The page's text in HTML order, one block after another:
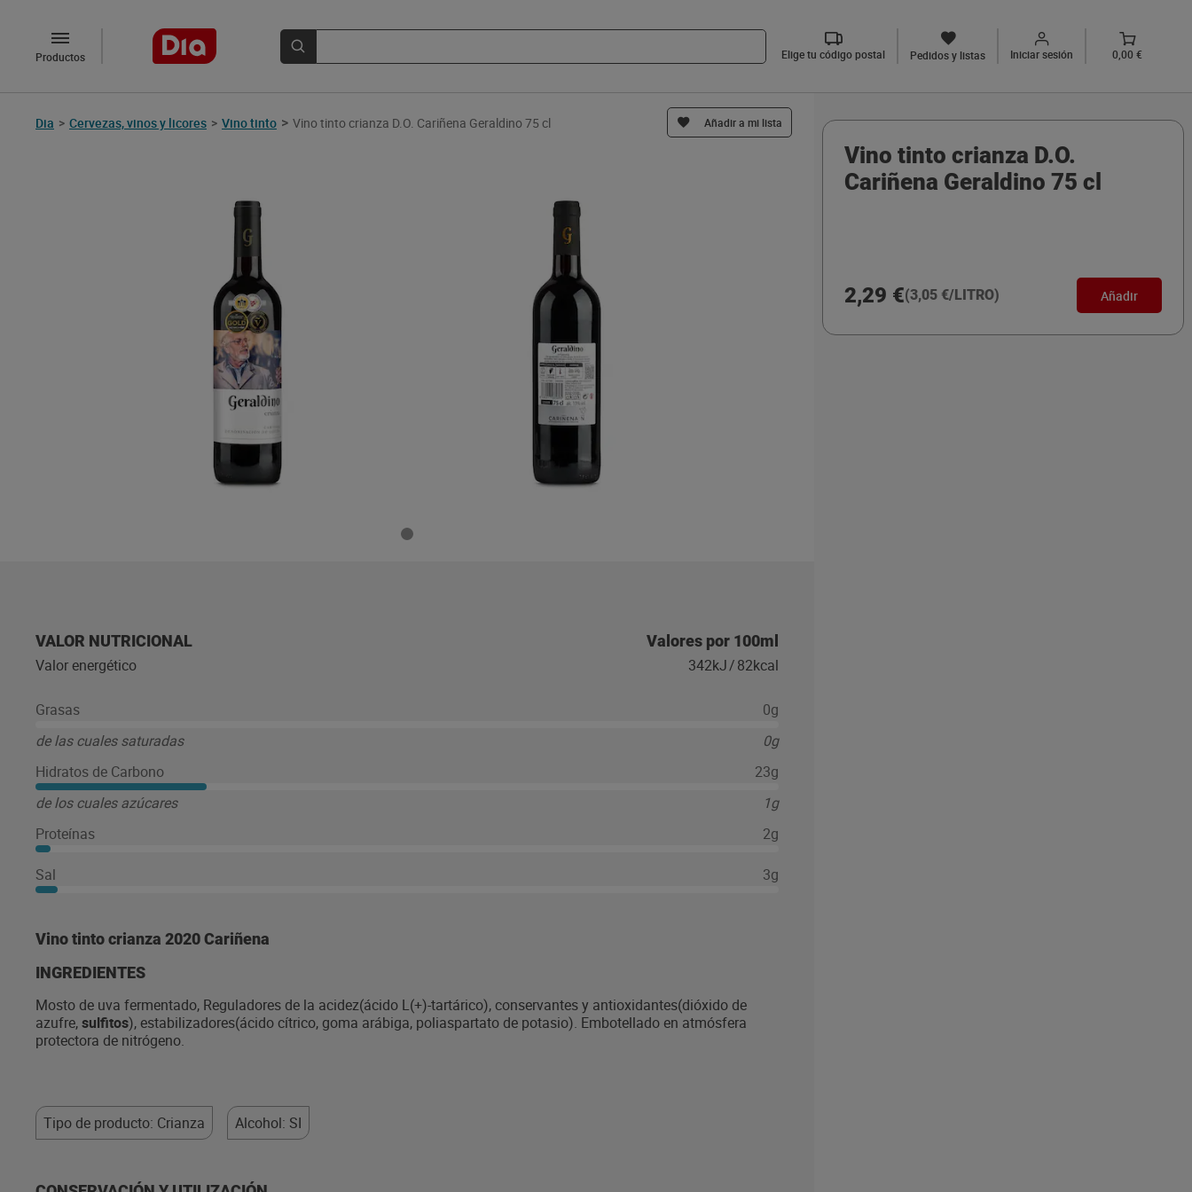
Productos Elige tu código postal Pedidos y listas Iniciar sesión 0,00 €
Dia > Cervezas, vinos y licores > Vino tinto > Vino tinto crianza D.O. Cariñena Geraldino 75 cl Añadir a mi lista
VALOR NUTRICIONAL Valores por 100ml
Valor energético 342kJ/82kcal
Grasas
0g
de las cuales saturadas
0g
Hidratos de Carbono
23g
de los cuales azúcares
1g
Proteínas
2g
Sal 3g
Vino tinto crianza 2020 Cariñena
INGREDIENTES
Mosto de uva fermentado, Reguladores de la acidez(ácido L(+)-tartárico), conservantes y antioxidantes(dióxido de
azufre,sulfitos), estabilizadores(ácido cítrico, goma arábiga, poliaspartato de potasio). Embotellado en atmósfera
protectora de nitrógeno.
Tipo de producto: Crianza Alcohol: SI
Vino tinto crianza D.O.
Cariñena Geraldino 75 cl
2,29 €(3,05 €/LITRO) Añadir